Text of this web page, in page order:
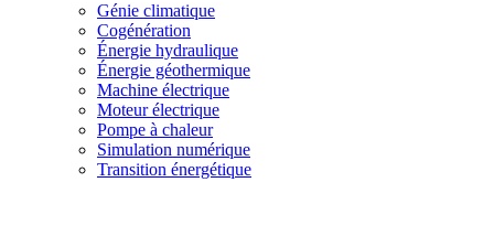
Génie climatique
Cogénération
Énergie hydraulique
Énergie géothermique
Machine électrique
Moteur électrique
Pompe à chaleur
Simulation numérique
Transition énergétique